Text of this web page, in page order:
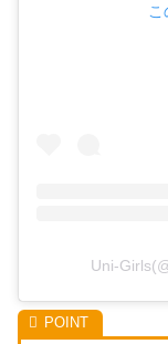
Uni-